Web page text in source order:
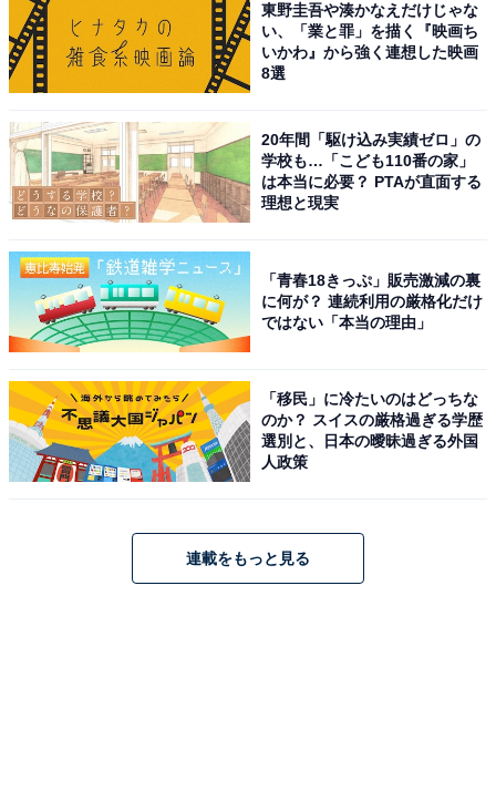
チョコバナナドーナツ
トゥイーティーをイメージした鮮やかな黄色のドーナ
ツ。しっとりとしたチョコバナナ風味の生地に黄色のチ
ョコがかかっており、誰もが大好きな定番の味わいで
す。
■「レモンヨーグルトムースケーキ」（税込550円）
東野圭吾や湊かなえだけじゃな
い、「業と罪」を描く『映画ち
いかわ』から強く連想した映画
8選
20年間「駆け込み実績ゼロ」の
学校も…「こども110番の家」
は本当に必要？ PTAが直面する
理想と現実
「青春18きっぷ」販売激減の裏
に何が？ 連続利用の厳格化だけ
ではない「本当の理由」
「移民」に冷たいのはどっちな
のか？ スイスの厳格過ぎる学歴
選別と、日本の曖昧過ぎる外国
人政策
連載をもっと見る